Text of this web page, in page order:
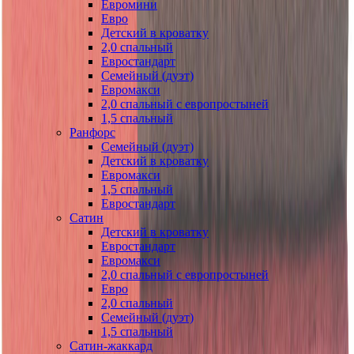
Евромини
Евро
Детский в кроватку
2,0 спальный
Евростандарт
Семейный (дуэт)
Евромакси
2,0 спальный с европростыней
1,5 спальный
Ранфорс
Семейный (дуэт)
Детский в кроватку
Евромакси
1,5 спальный
Евростандарт
Сатин
Детский в кроватку
Евростандарт
Евромакси
2,0 спальный с европростыней
Евро
2,0 спальный
Семейный (дуэт)
1,5 спальный
Сатин-жаккард